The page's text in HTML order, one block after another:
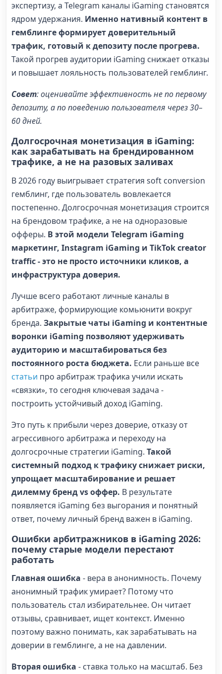
экспертизу, а Telegram каналы iGaming становятся
ядром удержания. Именно нативный контент в
гемблинге формирует доверительный
трафик, готовый к депозиту после прогрева.
Такой прогрев аудитории iGaming снижает отказы
и повышает лояльность пользователей гемблинг.
Совет: оценивайте эффективность не по первому
депозиту, а по поведению пользователя через 30–
60 дней.
Долгосрочная монетизация в iGaming:
как зарабатывать на брендированном
трафике, а не на разовых заливах
В 2026 году выигрывает стратегия soft conversion
гемблинг, где пользователь вовлекается
постепенно. Долгосрочная монетизация строится
на брендовом трафике, а не на одноразовые
офферы. В этой модели Telegram iGaming
маркетинг, Instagram iGaming и TikTok creator
traffic - это не просто источники кликов, а
инфраструктура доверия.
Лучше всего работают личные каналы в
арбитраже, формирующие комьюнити вокруг
бренда. Закрытые чаты iGaming и контентные
воронки iGaming позволяют удерживать
аудиторию и масштабироваться без
постоянного роста бюджета. Если раньше все
статьи про арбитраж трафика учили искать
«связки», то сегодня ключевая задача -
построить устойчивый доход iGaming.
Это путь к прибыли через доверие, отказу от
агрессивного арбитража и переходу на
долгосрочные стратегии iGaming. Такой
системный подход к трафику снижает риски,
упрощает масштабирование и решает
дилемму бренд vs оффер. В результате
появляется iGaming без выгорания и понятный
ответ, почему личный бренд важен в iGaming.
Ошибки арбитражников в iGaming 2026:
почему старые модели перестают
работать
Главная ошибка - вера в анонимность. Почему
анонимный трафик умирает? Потому что
пользователь стал избирательнее. Он читает
отзывы, сравнивает, ищет контекст. Именно
поэтому важно понимать, как зарабатывать на
доверии в гемблинге, а не на давлении.
Вторая ошибка - ставка только на масштаб. Без